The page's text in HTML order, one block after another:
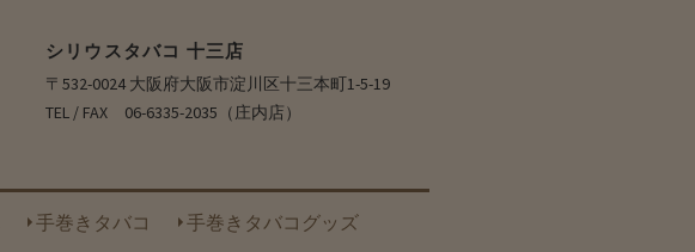
シリウスタバコ 十三店
〒532-0024 大阪府大阪市淀川区十三本町1-5-19
TEL / FAX 06-6335-2035（庄内店）
手巻きタバコ 手巻きタバコグッズ